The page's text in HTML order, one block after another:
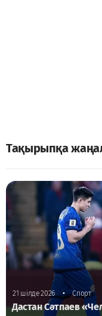
Тақырыпқа
21 шілде 2026 • Спорт
Дастан Сәтпаев